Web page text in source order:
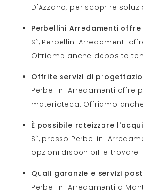
D'Azzano, per scoprire
Perbellini Arredamenti
Sì, Perbellini Arredamenti
Offriamo anche deposito
Offrite servizi di
Perbellini Arredamenti offre
materioteca. Offriamo
È possibile rateizzare
Sì, presso Perbellini
opzioni disponibili e trovare
Quali garanzie e servizi
Perbellini Arredamenti a